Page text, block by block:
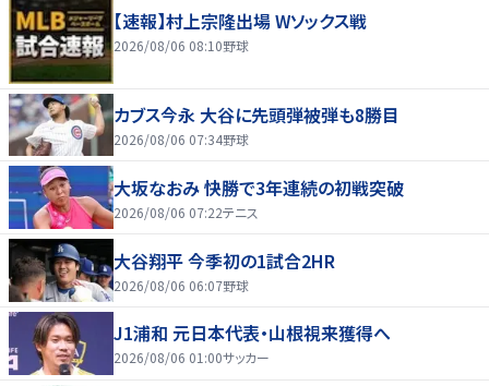
【速報】村上宗隆出場 Wソックス戦
2026/08/06 08:10野球
カブス今永 大谷に先頭弾被弾も8勝目
2026/08/06 07:34野球
大坂なおみ 快勝で3年連続の初戦突破
2026/08/06 07:22テニス
大谷翔平 今季初の1試合2HR
2026/08/06 06:07野球
J1浦和 元日本代表・山根視来獲得へ
2026/08/06 01:00サッカー